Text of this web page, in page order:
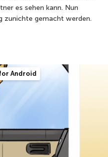
es sehen kann. Nun
zunichte gemacht werden.
Android